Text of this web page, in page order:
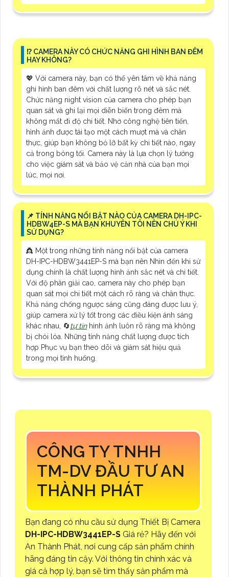
⁉️ CAMERA NÀY CÓ CHỨC NĂNG GHI HÌNH BAN ĐÊM
HAY KHÔNG?
💖 Với camera này, bạn có thể yên tâm về khả năng
ghi hình ban đêm với chất lượng rõ nét và sắc nét.
Chức năng night vision của camera cho phép bạn
quan sát và ghi lại mọi diễn biến trong đêm mà
không mất đi độ chi tiết. Nhờ công nghệ tiên tiến,
hình ảnh được tái tạo một cách mượt mà và chân
thực, giúp bạn không bỏ lỡ bất kỳ chi tiết nào, ngay
cả trong bóng tối. Camera này là lựa chọn lý tưởng
cho việc giám sát và bảo vệ căn nhà của bạn mọi
lúc, mọi nơi.
📌 TÍNH NĂNG NỔI BẬT NÀO CỦA CAMERA DH-IPC-
HDBW4EP-S MÀ BẠN KHUYÊN TÔI NÊN CHÚ Ý KHI
SỬ DỤNG?
👸 Một trong những tính năng nổi bật của camera
DH-IPC-HDBW3441EP-S mà bạn nên Nhìn đến khi sử
dụng chính là chất lượng hình ảnh sắc nét và chi tiết.
Với độ phân giải cao, camera này cho phép bạn
quan sát mọi chi tiết một cách rõ ràng và chân thực.
Khả năng chống ngược sáng cũng đáng được lưu ý,
giúp camera xử lý tốt trong các điều kiện ánh sáng
khác nhau, 🔄tự tinhình ảnh luôn rõ ràng mà không
bị chói lóa. Những tính năng chất lượng được tích
hợp Phục vụ bạn theo dõi và giám sát hiệu quả
trong mọi tình huống.
CÔNG TY TNHH
TM-DV ĐẦU TƯ AN
THÀNH PHÁT
Bạn đang có nhu cầu sử dụng Thiết Bị Camera
DH-IPC-HDBW3441EP-S Giá rẻ? Hãy đến với
An Thành Phát, nơi cung cấp sản phẩm chính
hãng đáng tin cậy. Với thông tin chính xác và
giá cả hợp lý, bạn sẽ tìm thấy sản phẩm mà